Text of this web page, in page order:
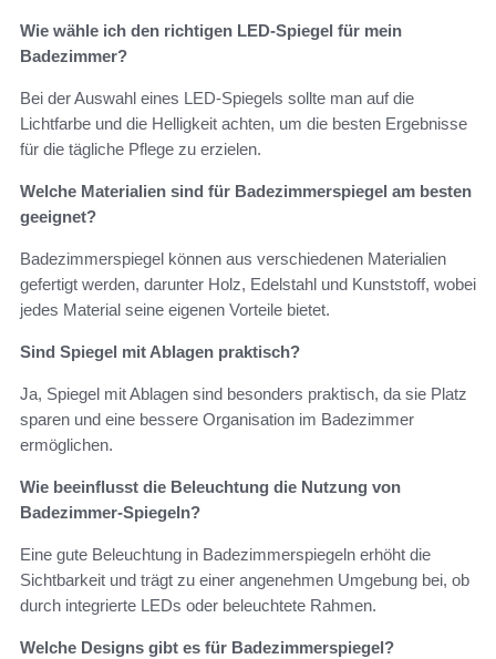
Wie wähle ich den richtigen LED-Spiegel für mein
Badezimmer?
Bei der Auswahl eines LED-Spiegels sollte man auf die
Lichtfarbe und die Helligkeit achten, um die besten Ergebnisse
für die tägliche Pflege zu erzielen.
Welche Materialien sind für Badezimmerspiegel am besten
geeignet?
Badezimmerspiegel können aus verschiedenen Materialien
gefertigt werden, darunter Holz, Edelstahl und Kunststoff, wobei
jedes Material seine eigenen Vorteile bietet.
Sind Spiegel mit Ablagen praktisch?
Ja, Spiegel mit Ablagen sind besonders praktisch, da sie Platz
sparen und eine bessere Organisation im Badezimmer
ermöglichen.
Wie beeinflusst die Beleuchtung die Nutzung von
Badezimmer-Spiegeln?
Eine gute Beleuchtung in Badezimmerspiegeln erhöht die
Sichtbarkeit und trägt zu einer angenehmen Umgebung bei, ob
durch integrierte LEDs oder beleuchtete Rahmen.
Welche Designs gibt es für Badezimmerspiegel?